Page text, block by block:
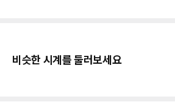
비슷한 시계를 둘러보세요